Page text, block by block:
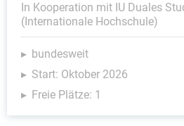
In Kooperation mit IU Duales
(Internationale Hochschule)
bundesweit
Start: Oktober 2026
Freie Plätze: 1